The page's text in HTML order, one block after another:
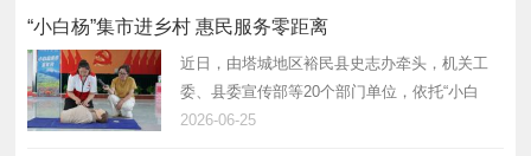
“小白杨”集市进乡村 惠民服务零距离
近日，由塔城地区裕民县史志办牵头，机关工
委、县委宣传部等20个部门单位，依托“小白
杨”便民集市，在吉也克镇萨热布拉克村开展“党
2026-06-25